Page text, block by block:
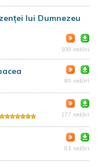
lui Dumnezeu
108 redări
80 redări
177 redări
81 redări